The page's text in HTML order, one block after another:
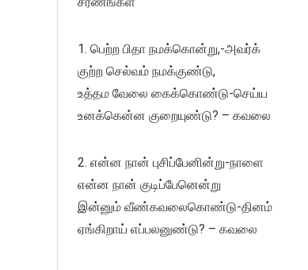
1. பெற்ற பிதா நமக்கொன்று,-அவர்க்
குற்ற செல்வம் நமக்குண்டு,
உத்தம வேலை கைக்கொண்டு-செய்ய
உனக்கென்ன குறையுண்டு? – கவலை
2. என்ன நான் புசிப்பேனின்று-நாளை
என்ன நான் குடிப்பேனென்று
இன்னும் வீண்கவலைகொண்டு-தினம்
ஏங்கிறாய் எப்பலனுண்டு? – கவலை